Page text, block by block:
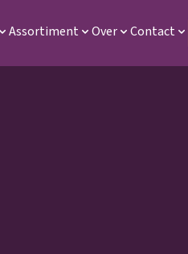
Assortiment Over Contact